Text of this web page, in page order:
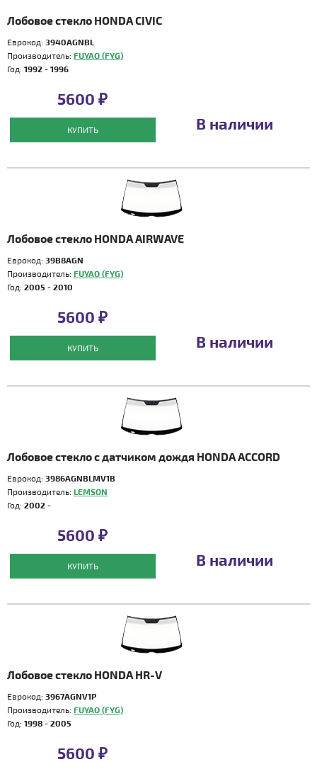
Лобовое стекло HONDA CIVIC
Еврокод: 3940AGNBL
Производитель: FUYAO (FYG)
Год: 1992 - 1996
5600 ₽
КУПИТЬ В наличии
Лобовое стекло HONDA AIRWAVE
Еврокод: 39B8AGN
Производитель: FUYAO (FYG)
Год: 2005 - 2010
5600 ₽
КУПИТЬ В наличии
Лобовое стекло с датчиком дождя HONDA ACCORD
Еврокод: 3986AGNBLMV1B
Производитель: LEMSON
Год: 2002 -
5600 ₽
КУПИТЬ В наличии
Лобовое стекло HONDA HR-V
Еврокод: 3967AGNV1P
Производитель: FUYAO (FYG)
Год: 1998 - 2005
5600 ₽